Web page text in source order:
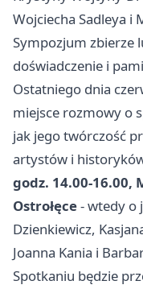
Wojciecha Sadleya i
Sympozjum zbierze
doświadczenie i
Ostatniego dnia
miejsce rozmowy o
jak jego twórczość
artystów i
godz. 14.00-16.00,
Ostrołęce- wtedy o
Dzienkiewicz,
Joanna Kania i
Spotkaniu będzie